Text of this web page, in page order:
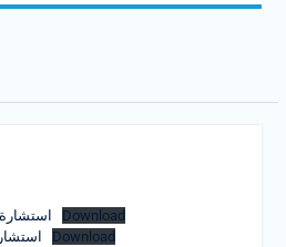
استشارة رقم 20
Download
استشارة رقم 19
Download